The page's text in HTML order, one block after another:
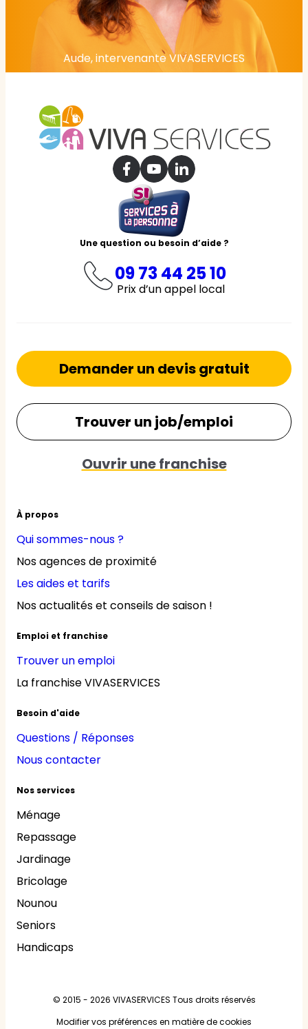
Aude, intervenante VIVASERVICES
Une question ou besoin d’aide ?
09 73 44 25 10
Prix d’un appel local
À propos
Qui sommes-nous ?
Nos agences de proximité
Les aides et tarifs
Nos actualités et conseils de saison !
Emploi et franchise
Trouver un emploi
La franchise VIVASERVICES
Besoin d'aide
Questions / Réponses
Nous contacter
Nos services
Ménage
Repassage
Jardinage
Bricolage
Nounou
Seniors
Handicaps
Demander un devis gratuit
Trouver un job/emploi
Ouvrir une franchise
© 2015 - 2026 VIVASERVICES Tous droits réservés
Modifier vos préférences en matière de cookies